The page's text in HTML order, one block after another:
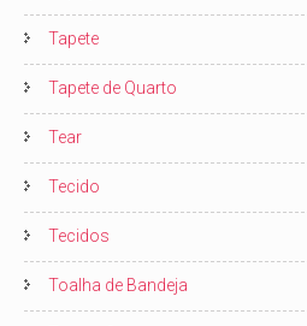
Tapete
Tapete de Quarto
Tear
Tecido
Tecidos
Toalha de Bandeja